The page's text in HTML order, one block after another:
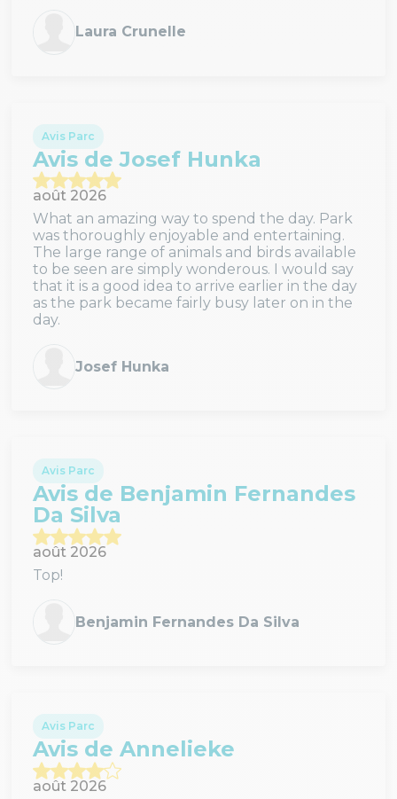
Laura Crunelle
Avis Parc
Avis de Josef Hunka
août 2026
What an amazing way to spend the day. Park
was thoroughly enjoyable and entertaining.
The large range of animals and birds available
to be seen are simply wonderous. I would say
that it is a good idea to arrive earlier in the day
as the park became fairly busy later on in the
day.
Josef Hunka
Avis Parc
Avis de Benjamin Fernandes
Da Silva
août 2026
Top!
Benjamin Fernandes Da Silva
Avis Parc
Avis de Annelieke
août 2026